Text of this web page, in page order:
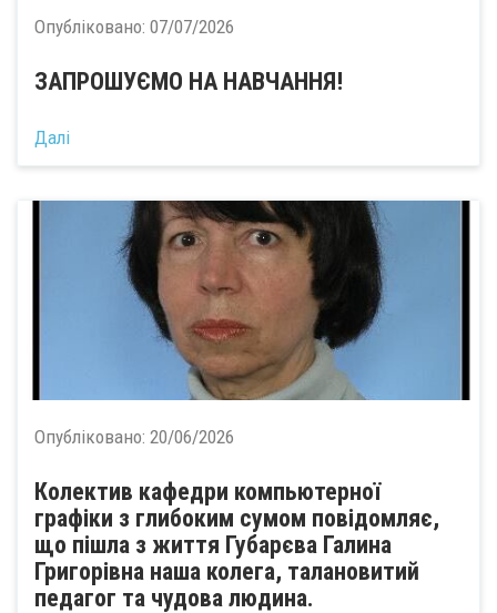
Опубліковано: 07/07/2026
ЗАПРОШУЄМО НА НАВЧАННЯ!
Далі
Опубліковано: 20/06/2026
Колектив кафедри компьютерної
графіки з глибоким сумом повідомляє,
що пішла з життя Губарєва Галина
Григорівна наша колега, талановитий
педагог та чудова людина.